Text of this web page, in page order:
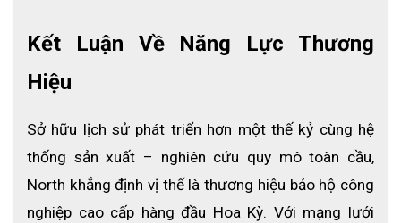
Kết Luận Về Năng Lực Thương
Hiệu
Sở hữu lịch sử phát triển hơn một thế kỷ cùng hệ
thống sản xuất – nghiên cứu quy mô toàn cầu,
North khẳng định vị thế là thương hiệu bảo hộ công
nghiệp cao cấp hàng đầu Hoa Kỳ. Với mạng lưới